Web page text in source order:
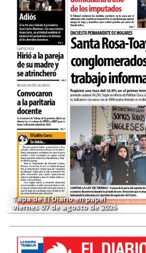
Tapa de El Diario en papel
viernes 07 de agosto de 2026